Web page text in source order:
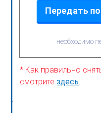
Передать
необходимо
* Как правильно
смотритездесь